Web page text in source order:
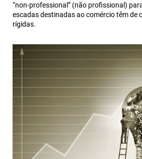
“non-professional” (não profissional)
escadas destinadas ao comércio têm de
rígidas.